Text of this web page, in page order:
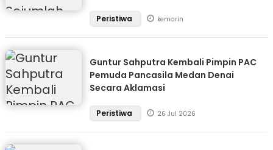
Peristiwa kemarin
Guntur Sahputra Kembali Pimpin PAC
Pemuda Pancasila Medan Denai
Secara Aklamasi
Peristiwa 26 Jul 2026